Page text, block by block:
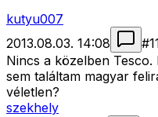
kutyu007
2013.08.03. 14:08
#
Nincs a közelben
sem találtam magyar
véletlen?
szekhely